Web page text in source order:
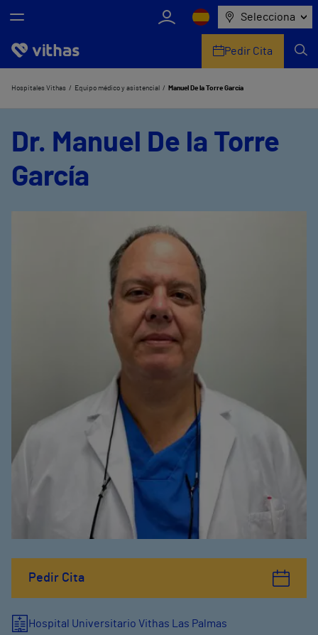
Selecciona
Nosotros
Pedir Cita
Hospitales Vithas Equipo médico y asistencial Manuel De la Torre García
Pedir Cita
Dr. Manuel De la Torre
García
Hospital Universitario Vithas Las Palmas